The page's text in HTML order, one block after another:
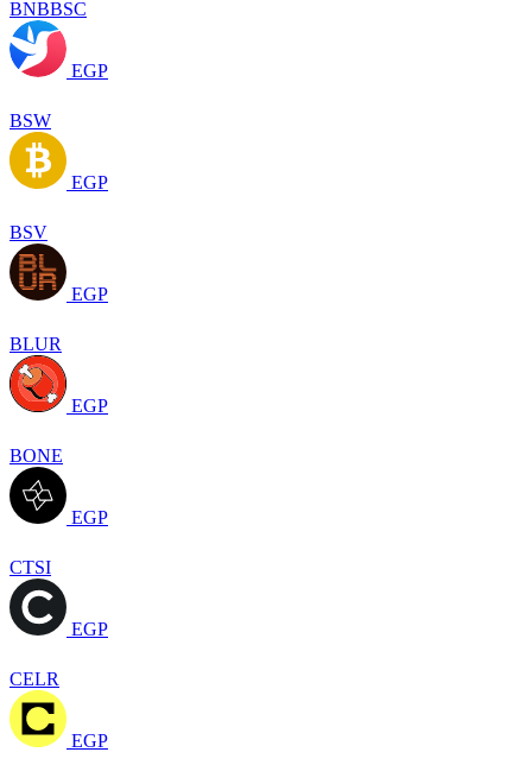
BNBBSC
EGP
BSW
EGP
BSV
EGP
BLUR
EGP
BONE
EGP
CTSI
EGP
CELR
EGP